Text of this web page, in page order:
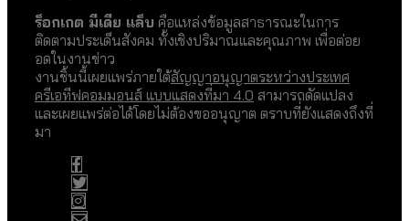
ร็อกเกต มีเดีย แล็บ คือแหล่งข้อมูลสาธารณะในการ
ติดตามประเด็นสังคม ทั้งเชิงปริมาณและคุณภาพ เพื่อต่อย
อดในงานข่าว
งานชิ้นนี้เผยแพร่ภายใต้สัญญาอนุญาตระหว่างประเทศ
ครีเอทีฟคอมมอนส์ แบบแสดงที่มา 4.0 สามารถดัดแปลง
และเผยแพร่ต่อได้โดยไม่ต้องขออนุญาต ตราบที่ยังแสดงถึงที่
มา